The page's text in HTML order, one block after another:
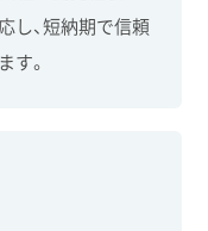
し、短納期で信頼
す。